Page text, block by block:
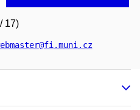
17)
@fi.muni.cz